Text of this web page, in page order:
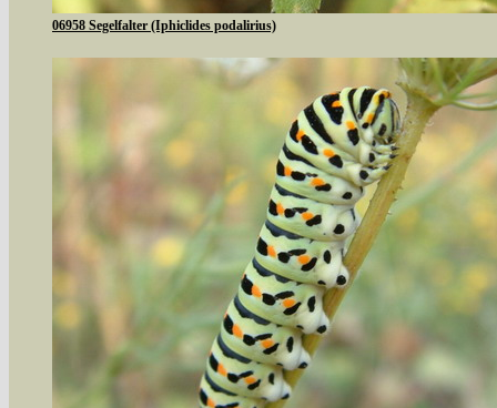
06958 Segelfalter (Iphiclides podalirius)